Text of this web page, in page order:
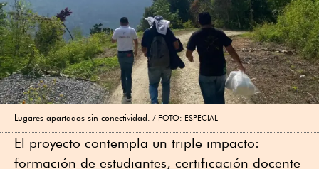
Lugares apartados sin conectividad. FOTO: ESPECIAL
El proyecto contempla un triple impacto:
formación de estudiantes, certificación docente